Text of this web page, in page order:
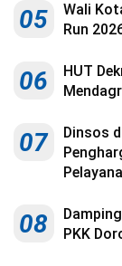
©
Indonesia
05
Wali
Run
06
HUT
07
Dinsos
08
PKK